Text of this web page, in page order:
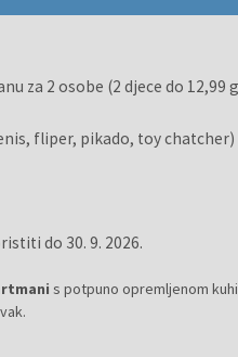
za 2 osobe (2 djece do 12,99
fliper, pikado, toy chatcher)
do 30. 9. 2026.
s potpuno opremljenom